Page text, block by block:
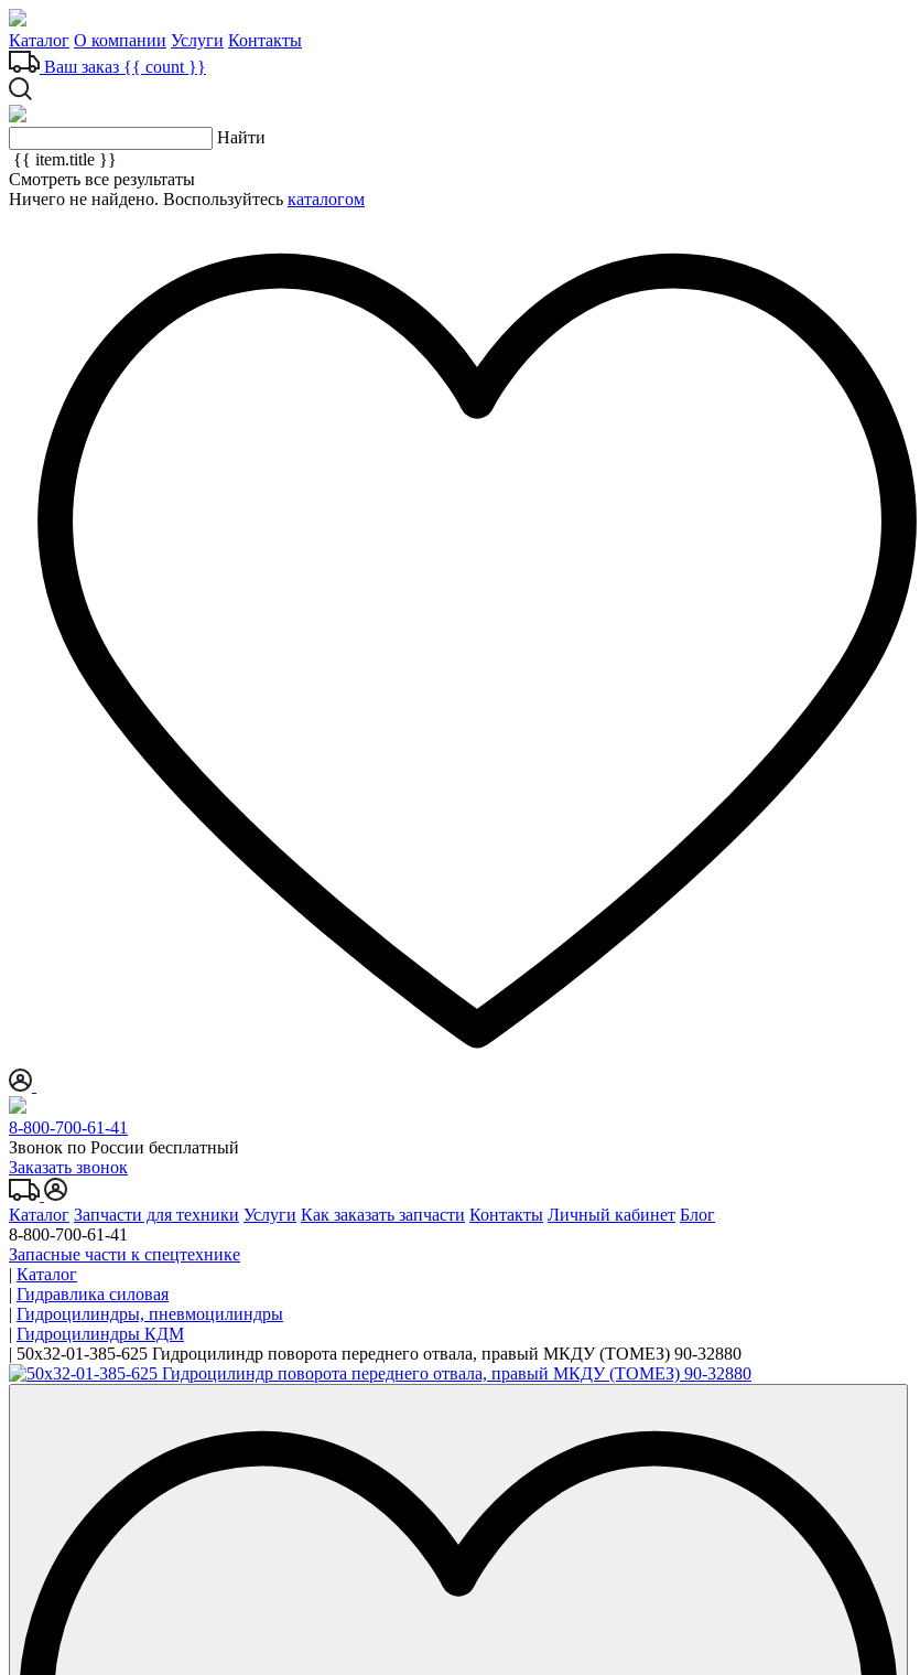
Каталог О компании Услуги Контакты
Ваш заказ {{ count }}
Найти
{{ item.title }}
Смотреть все результаты
Ничего не найдено. Воспользуйтесь каталогом
8-800-700-61-41
Звонок по России бесплатный
Заказать звонок
Каталог Запчасти для техники Услуги Как заказать запчасти Контакты Личный кабинет Блог
8-800-700-61-41
Запасные части к спецтехнике
| Каталог
| Гидравлика силовая
| Гидроцилиндры, пневмоцилиндры
| Гидроцилиндры КДМ
| 50x32-01-385-625 Гидроцилиндр поворота переднего отвала, правый МКДУ (ТОМЕЗ) 90-32880